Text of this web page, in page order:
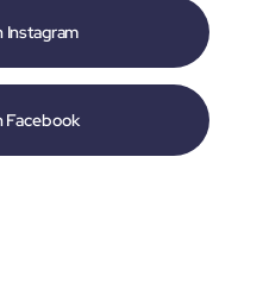
Instagram
Facebook